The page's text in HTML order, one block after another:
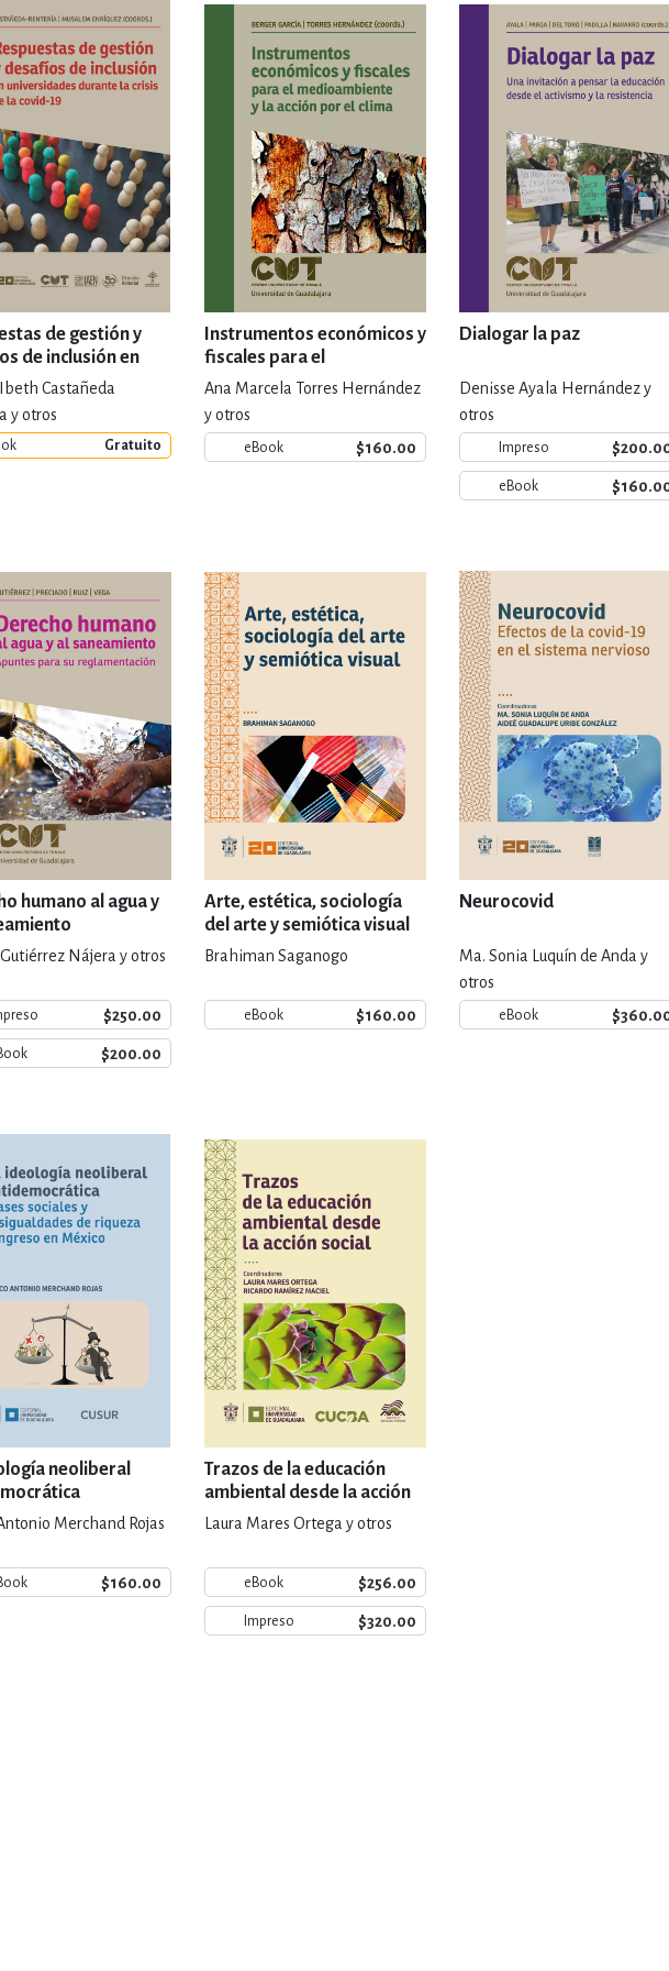
DE OCIO AL AIRE LIBRE
FINANZAS, EMPRESA Y GESTIÓN
AFICIONES Y OCIO FICCIÓN Y
Y RELIGIÓN HISTORIA Y
Y DIDÁCTICOS LENGUAJE Y
MEDICINA, ENFERMERÍA,
LIBROS DE CÓMICS, DIBUJOS
RELACIONES Y DESARROLLO PERSONAL
SOCIEDAD Y CIENCIAS SOCIALES
INGENIERÍA, AGRICULTURA
de gestión y
de inclusión en
durante la
la covid-19
Ibeth Castañeda
y otros
Gratuito
Instrumentos económicos y
fiscales para el
medioambiente y la acción
Ana Marcela Torres Hernández
y otros
eBook $160.00
Dialogar la paz
Denisse Ayala Hernández y
otros
Impreso
eBook
humano al agua y
Gutiérrez Nájera y otros
$250.00
$200.00
Arte, estética, sociología
del arte y semiótica visual
Brahiman Saganogo
eBook $160.00
Neurocovid
Ma. Sonia Luquín de Anda y
otros
eBook
neoliberal
Merchand Rojas
$160.00
Trazos de la educación
ambiental desde la acción
social
Laura Mares Ortega y otros
eBook $256.00
Impreso $320.00